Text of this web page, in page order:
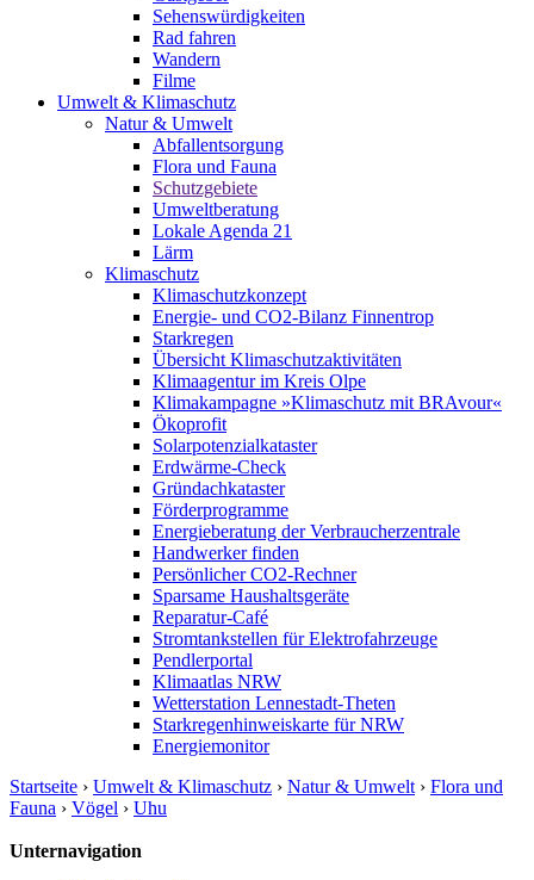
Sehenswürdigkeiten
Rad fahren
Wandern
Filme
Umwelt & Klimaschutz
Natur & Umwelt
Abfallentsorgung
Flora und Fauna
Schutzgebiete
Umweltberatung
Lokale Agenda 21
Lärm
Klimaschutz
Klimaschutzkonzept
Energie- und CO2-Bilanz Finnentrop
Starkregen
Übersicht Klimaschutzaktivitäten
Klimaagentur im Kreis Olpe
Klimakampagne »Klimaschutz mit BRAvour«
Ökoprofit
Solarpotenzialkataster
Erdwärme-Check
Gründachkataster
Förderprogramme
Energieberatung der Verbraucherzentrale
Handwerker finden
Persönlicher CO2-Rechner
Sparsame Haushaltsgeräte
Reparatur-Café
Stromtankstellen für Elektrofahrzeuge
Pendlerportal
Klimaatlas NRW
Wetterstation Lennestadt-Theten
Starkregenhinweiskarte für NRW
Energiemonitor
Startseite › Umwelt & Klimaschutz › Natur & Umwelt › Flora und
Fauna › Vögel › Uhu
Unternavigation